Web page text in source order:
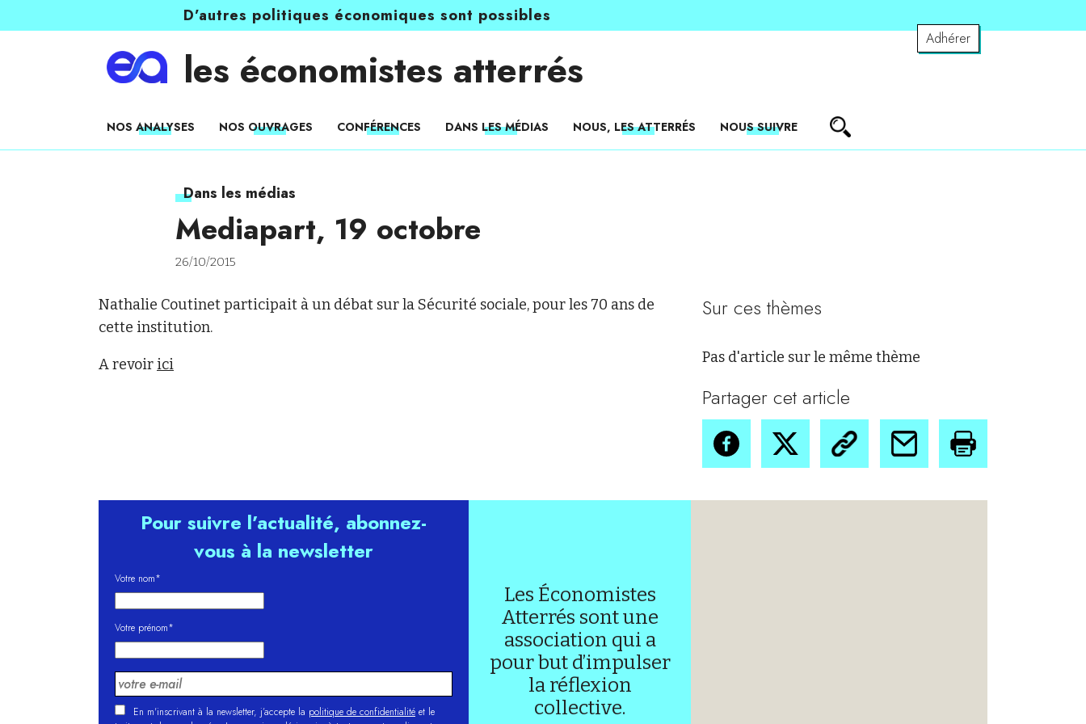
D’autres politiques économiques sont possibles
Adhérer
les économistes atterrés
NOS ANALYSES NOS OUVRAGES CONFÉRENCES DANS LES MÉDIAS NOUS, LES ATTERRÉS NOUS SUIVRE
Dans les médias
Mediapart, 19 octobre
26/10/2015
Nathalie Coutinet participait à un débat sur la Sécurité sociale, pour les 70 ans de
cette institution.
A revoir ici
Sur ces thèmes
Pas d'article sur le même thème
Partager cet article
Pour suivre l’actualité, abonnez-
vous à la newsletter
Votre nom*
Votre prénom*
En m'inscrivant à la newsletter, j’accepte la politique de confidentialité et le
Les Économistes
Atterrés sont une
association qui a
pour but d’impulser
la réflexion
collective.